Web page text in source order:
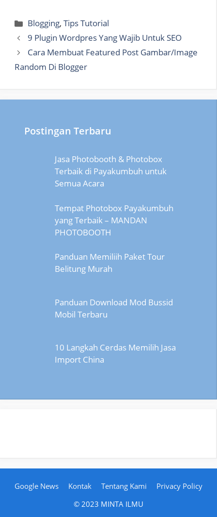
Categories
Blogging,Tips Tutorial
9 Plugin Wordpres Yang Wajib Untuk SEO
Cara Membuat Featured Post Gambar/Image
Random Di Blogger
Postingan Terbaru
Jasa Photobooth & Photobox
Terbaik di Payakumbuh untuk
Semua Acara
Tempat Photobox Payakumbuh
yang Terbaik – MANDAN
PHOTOBOOTH
Panduan Memiliih Paket Tour
Belitung Murah
Panduan Download Mod Bussid
Mobil Terbaru
10 Langkah Cerdas Memilih Jasa
Import China
Google News Kontak Tentang Kami
Privacy Policy
© 2023 MINTA ILMU